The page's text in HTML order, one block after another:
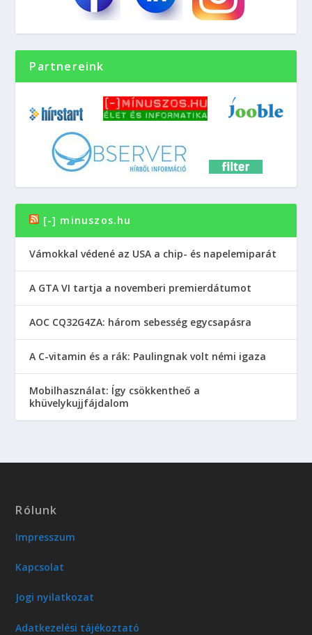
Partnereink
[-] minuszos.hu
Vámokkal védené az USA a chip- és napelemiparát
A GTA VI tartja a novemberi premierdátumot
AOC CQ32G4ZA: három sebesség egycsapásra
A C-vitamin és a rák: Paulingnak volt némi igaza
Mobilhasználat: Így csökkentheő a
khüvelykujjfájdalom
Rólunk
Impresszum
Kapcsolat
Jogi nyilatkozat
Adatkezelési tájékoztató